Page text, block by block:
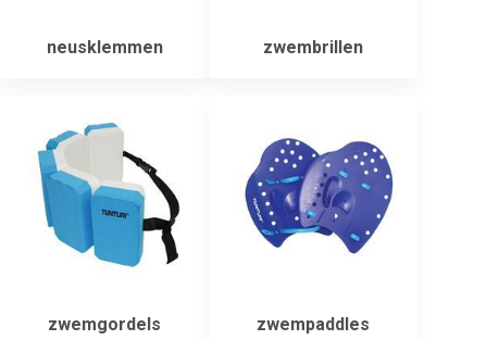
neusklemmen zwembrillen
zwemgordels zwempaddles